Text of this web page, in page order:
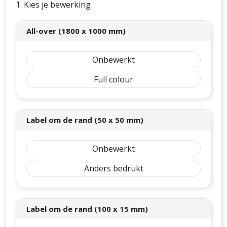
1. Kies je bewerking
All-over (1800 x 1000 mm)
Onbewerkt
Full colour
Label om de rand (50 x 50 mm)
Onbewerkt
Anders bedrukt
Label om de rand (100 x 15 mm)